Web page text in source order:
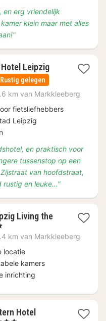
en erg vriendelijk
klein maar met alles
Leipzig1
nacht
vanaf
€
Rustig gelegen
km van Markkleeberg
fietsliefhebbers
Leipzig
en praktisch voor
tussenstop op een
van hoofdstraat,
rustig en leuke..."
Living the
km van Markkleeberg
locatie
kamers
inrichting
Hotel